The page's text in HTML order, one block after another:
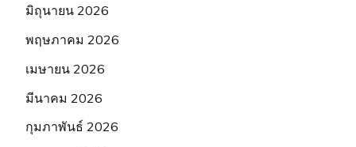
มิถุนายน 2026
พฤษภาคม 2026
เมษายน 2026
มีนาคม 2026
กุมภาพันธ์ 2026